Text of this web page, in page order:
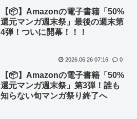
【📦】Amazonの電子書籍「50%
還元マンガ週末祭」最後の週末第
4弾！ついに開幕！！！
2026.06.26 07:16 0
【📦】Amazonの電子書籍「50%
還元マンガ週末祭」第3弾！誰も
知らない旬マンガ祭り終了へ